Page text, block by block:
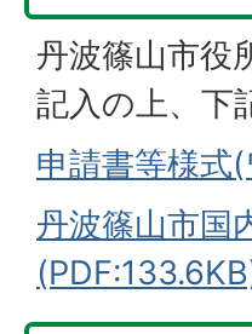
丹波篠山市役
記入の上、下
申請書等様式
丹波篠山市国